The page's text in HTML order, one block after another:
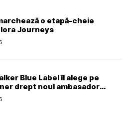
o etapă-cheie
Journeys
Blue Label îl alege pe
drept noul ambasador